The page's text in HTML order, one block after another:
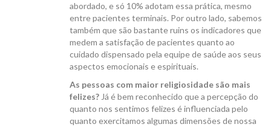
abordado, e só 10% adotam essa prática, mesmo
entre pacientes terminais. Por outro lado, sabemos
também que são bastante ruins os indicadores que
medem a satisfação de pacientes quanto ao
cuidado dispensado pela equipe de saúde aos seus
aspectos emocionais e espirituais.
As pessoas com maior religiosidade são mais
felizes? Já é bem reconhecido que a percepção do
quanto nos sentimos felizes é influenciada pelo
quanto exercitamos algumas dimensões de nossa